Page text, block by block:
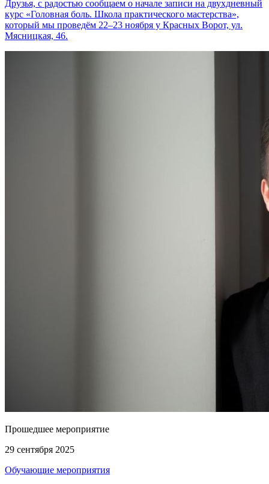
Друзья, с радостью сообщаем о начале записи на двухдневный
курс «Головная боль. Школа практического мастерства»,
который мы проведём 22–23 ноября у Красных Ворот, ул.
Мясницкая, 46.
Прошедшее мероприятие
29 сентября 2025
Обучающие мероприятия